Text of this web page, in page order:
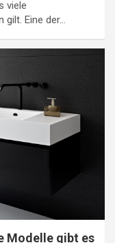
viele
gilt. Eine der…
Modelle gibt es